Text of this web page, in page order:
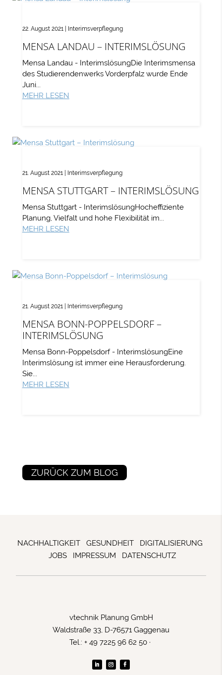
MENSA LANDAU – INTERIMSLÖSUNG
22. August 2021| Interimsverpflegung
Mensa Landau - InterimslösungDie Interimsmensa
des Studierendenwerks Vorderpfalz wurde Ende
Juni...
MEHR LESEN
MENSA STUTTGART – INTERIMSLÖSUNG
21. August 2021| Interimsverpflegung
Mensa Stuttgart - InterimslösungHocheffiziente
Planung, Vielfalt und hohe Flexibilität im...
MEHR LESEN
MENSA BONN-POPPELSDORF –
INTERIMSLÖSUNG
21. August 2021| Interimsverpflegung
Mensa Bonn-Poppelsdorf - InterimslösungEine
Interimslösung ist immer eine Herausforderung.
Sie...
MEHR LESEN
ZURÜCK ZUM BLOG
NACHHALTIGKEIT GESUNDHEIT
DIGITALISIERUNG
JOBS
IMPRESSUM DATENSCHUTZ
vtechnik Planung GmbH
Waldstraße 33, D-76571 Gaggenau
Tel.: + 49 7225 96 62 50 ·